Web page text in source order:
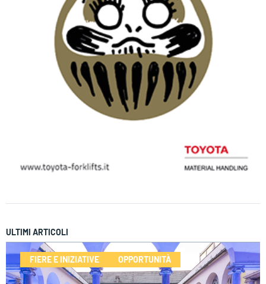
ULTIMI ARTICOLI
FIERE E INIZIATIVE OPPORTUNITÀ